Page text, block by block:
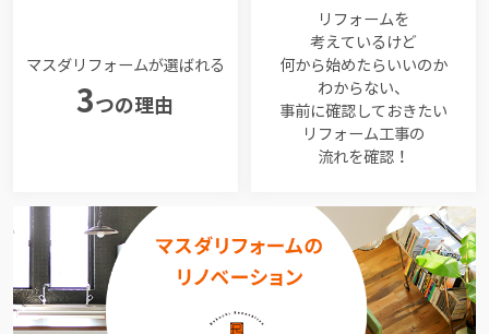
マスダリフォームが選ばれる
3つの理由
リフォームを
考えているけど
何から始めたらいいのか
わからない、
事前に確認しておきたい
リフォーム工事の
流れを確認！